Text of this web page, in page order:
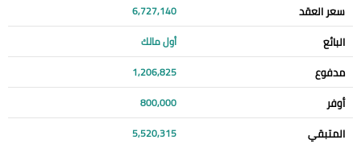
سعر العقد 6,727,140
البائع أول مالك
مدفوع 1,206,825
أوفر 800,000
المتبقي 5,520,315